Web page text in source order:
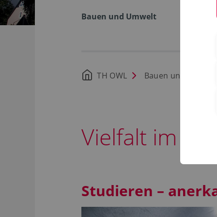
Bauen und Umwelt
TH OWL Bauen und Umwelt
Vielfalt im
Studieren –